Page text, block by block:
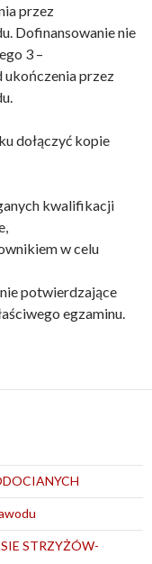
przez
Dofinansowanie nie
3 –
ukończenia przez
dołączyć kopie
kwalifikacji
w celu
potwierdzające
egzaminu.
STRZYŻÓW-